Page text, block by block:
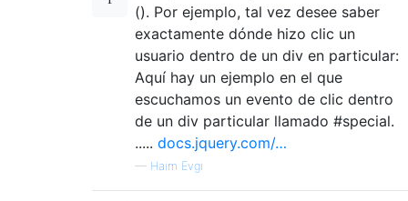
(). Por ejemplo, tal vez desee saber
exactamente dónde hizo clic un
usuario dentro de un div en particular:
Aquí hay un ejemplo en el que
escuchamos un evento de clic dentro
de un div particular llamado #special.
..... docs.jquery.com/…
— Haim Evgi